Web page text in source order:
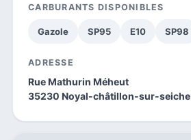
CARBURANTS DISPONIBLES
Gazole SP95 E10 SP98
ADRESSE
Rue Mathurin Méheut
35230 Noyal-châtillon-sur-seiche